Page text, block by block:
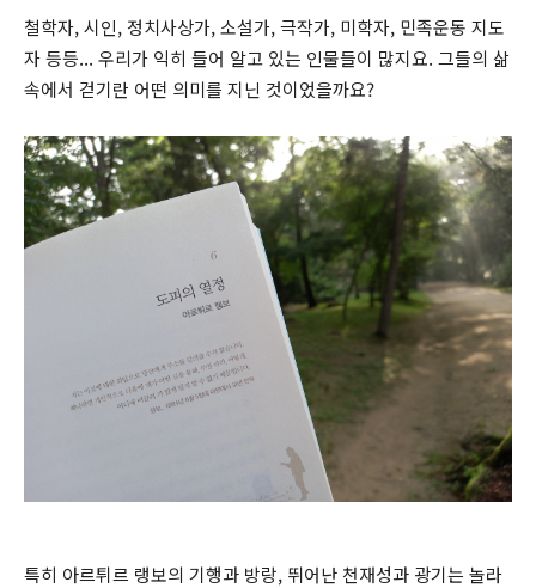
철학자, 시인, 정치사상가, 소설가, 극작가, 미학자, 민족운동 지도
자 등등... 우리가 익히 들어 알고 있는 인물들이 많지요. 그들의 삶
속에서 걷기란 어떤 의미를 지닌 것이었을까요?
특히 아르튀르 랭보의 기행과 방랑, 뛰어난 천재성과 광기는 놀라